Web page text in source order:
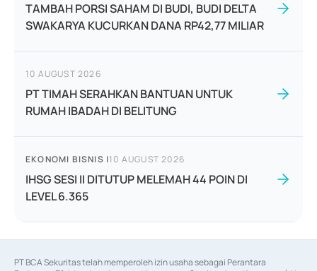
TAMBAH PORSI SAHAM DI BUDI, BUDI DELTA
SWAKARYA KUCURKAN DANA RP42,77 MILIAR
10 AUGUST 2026
PT TIMAH SERAHKAN BANTUAN UNTUK
RUMAH IBADAH DI BELITUNG
EKONOMI BISNIS |10 AUGUST 2026
IHSG SESI II DITUTUP MELEMAH 44 POIN DI
LEVEL 6.365
PT BCA Sekuritas telah memperoleh izin usaha sebagai Perantara